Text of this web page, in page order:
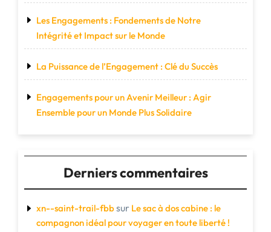
Les Engagements : Fondements de Notre
Intégrité et Impact sur le Monde
La Puissance de l’Engagement : Clé du Succès
Engagements pour un Avenir Meilleur : Agir
Ensemble pour un Monde Plus Solidaire
Derniers commentaires
xn--saint-trail-fbbsur Le sac à dos cabine : le
compagnon idéal pour voyager en toute liberté !